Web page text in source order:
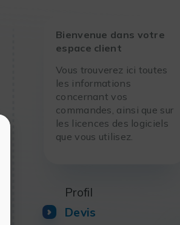
Bienvenue dans votre
espace client
Vous trouverez ici toutes
les informations
concernant vos
commandes, ainsi que sur
les licences des logiciels
que vous utilisez.
Profil
Devis